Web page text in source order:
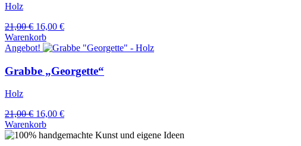
Holz
21,00€ Ursprünglicher
Preis
war:
16,00 €Aktueller
ist:
Warenkorb
Angebot!
Grabbe „Georgette“
Holz
21,00€ Ursprünglicher
Preis
war:
16,00 €Aktueller
ist:
Warenkorb